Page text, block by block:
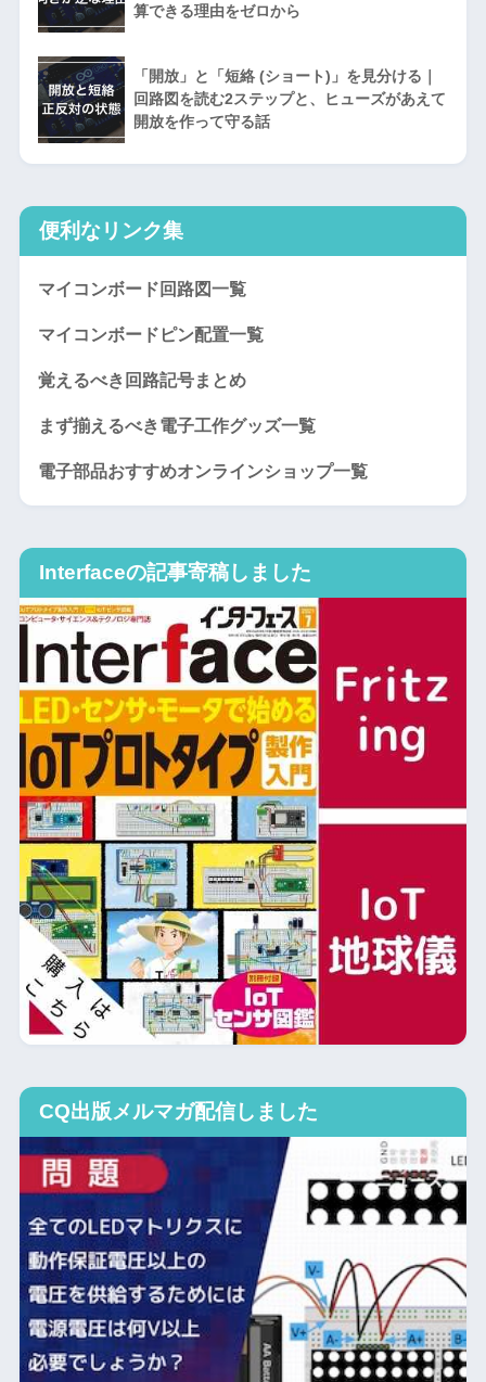
算できる理由をゼロから
「開放」と「短絡 (ショート)」を見分ける｜
回路図を読む2ステップと、ヒューズがあえて
開放を作って守る話
便利なリンク集
マイコンボード回路図一覧
マイコンボードピン配置一覧
覚えるべき回路記号まとめ
まず揃えるべき電子工作グッズ一覧
電子部品おすすめオンラインショップ一覧
Interfaceの記事寄稿しました
CQ出版メルマガ配信しました